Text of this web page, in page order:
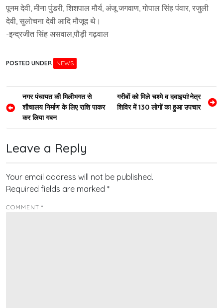
पूनम देवी, मीना पुंडरी, शिशपाल मौर्य, अंजू जगवाण, गोपाल सिंह पंवार, रजुली
देवी, सुलोचना देवी आदि मौजूद थे।
-इन्द्रजीत सिंह असवाल,पौड़ी गढ़वाल
POSTED UNDER NEWS
Post
navigation
नगर पंचायत की मिलीभगत से
शौचालय निर्माण के लिए राशि पाकर
कर लिया गबन
गरीबों को मिले चश्मे व दवाइयां!नेत्र
शिविर में 130 लोगों का हुआ उपचार
Leave a Reply
Your email address will not be published.
Required fields are marked *
COMMENT *